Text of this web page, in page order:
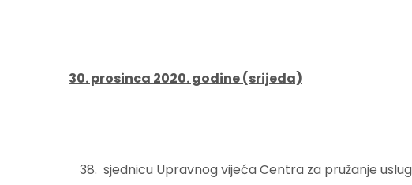
30. prosinca 2020. godine (srijeda)
sjednicu Upravnog vijeća Centra za pružanje